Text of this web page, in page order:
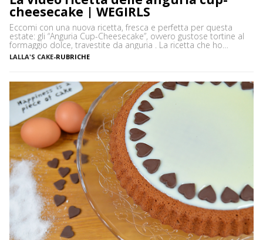
cheesecake | WEGIRLS
Eccomi con una nuova ricetta, fresca e perfetta per questa
estate: gli “Anguria Cup-Cheesecake”, ovvero gustose tortine al
formaggio dolce, travestite da anguria . La ricetta che ho
utilizzato è, come dice il nome stesso, quella della cheesecake
classica senza cottura, mentre lo stampo in cui ho fatto
LALLA'S CAKE-RUBRICHE